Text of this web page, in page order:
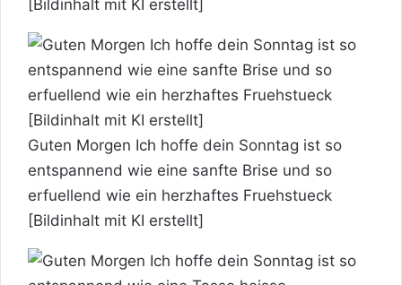
[Bildinhalt mit KI erstellt]
Guten Morgen Ich hoffe dein Sonntag ist so
entspannend wie eine sanfte Brise und so
erfuellend wie ein herzhaftes Fruehstueck
[Bildinhalt mit KI erstellt]